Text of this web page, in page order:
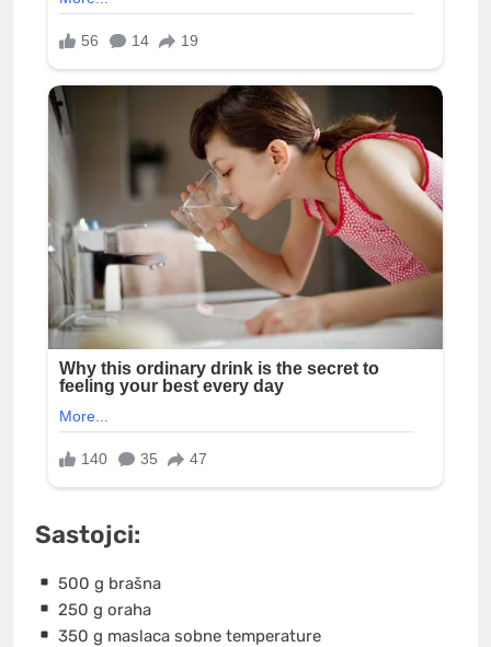
Sastojci:
500 g brašna
250 g oraha
350 g maslaca sobne temperature